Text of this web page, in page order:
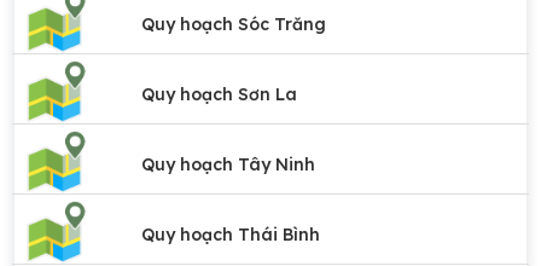
Quy hoạch Sóc Trăng
Quy hoạch Sơn La
Quy hoạch Tây Ninh
Quy hoạch Thái Bình